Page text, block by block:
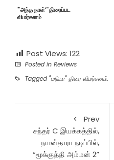
"அந்த நாள்’'திரைப்பட
விமர்சனம்
Post Views: 122
Posted in Reviews
Tagged "மரியா" திரை விமர்சனம்.
Prev
சுந்தர் C இயக்கத்தில்,
நயன்தாரா நடிப்பில்,
“மூக்குத்தி அம்மன் 2”